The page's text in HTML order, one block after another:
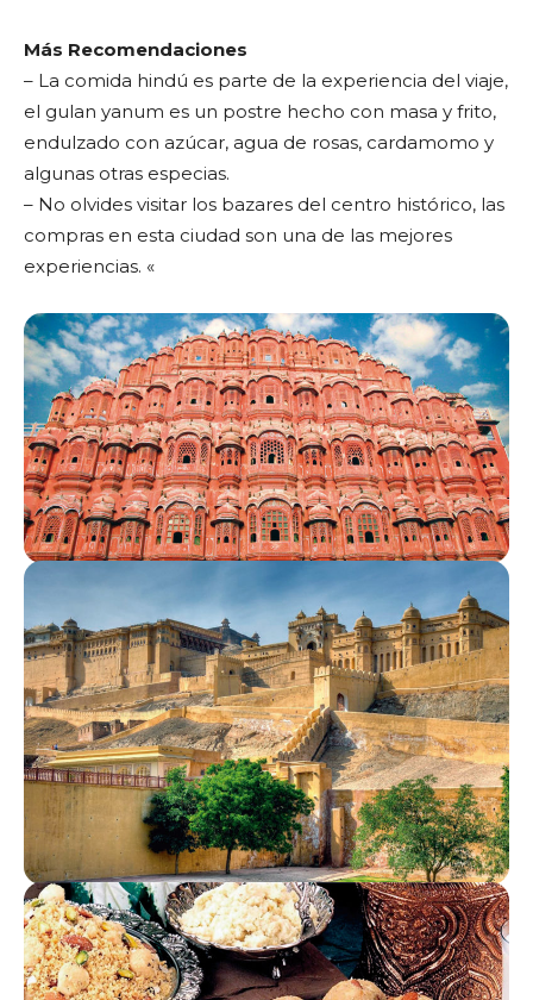
Más Recomendaciones
– La comida hindú es parte de la experiencia del viaje,
el gulan yanum es un postre hecho con masa y frito,
endulzado con azúcar, agua de rosas, cardamomo y
algunas otras especias.
– No olvides visitar los bazares del centro histórico, las
compras en esta ciudad son una de las mejores
experiencias. «